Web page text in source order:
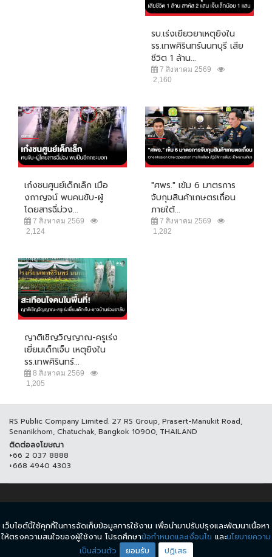
รบ.เร่งเยียวยาเหตุยิงใน
รร.เทพศิรินทร์นนทบุรี เสีย
ชีวิต 1 ล้าน...
7 สิงหาคม 2569
2,160
เก๋งชนศูนย์เด็กเล็ก เมือ
งกาญจน์ พบคนขับ-ผู้
โดยสารฉี่ม่วง...
7 สิงหาคม 2569
2,124
"ศพร." เข้ม 6 มาตรการ
จับกุมสินค้าเกษตรเถื่อน
ภายใต้...
7 สิงหาคม 2569
1,282
ญาติเชิญวิญญาณ-ครูเร่ง
เยี่ยมเด็กเจ็บ เหตุยิงใน
รร.เทพศิรินทร์...
8 สิงหาคม 2569
1,205
RS Public Company Limited. 27 RS Group, Prasert-Manukit Road,
Senanikhom, Chatuchak, Bangkok 10900, THAILAND
ติดต่อลงโฆษณา
+66 2 037 8888
+668 4940 4303
© COPYRIGHT 2017 THAICH8.COM, ALL RIGHT RESERVED.
ข้อกำหนดและเงื่อนไข นโยบายความเป็นส่วนตัว
เว็บไซต์นี้ใช้คุกกี้ในการจัดเก็บข้อมูลการใช้งาน เพื่อนำมาปรับปรุงและพัฒนาเนื้อหา
ให้ตรงความสนใจของผู้ใช้งาน โปรดศึกษาข้อกำหนดและเงื่อนไข และนโยบายความ
เป็นส่วนตัว
ยอมรับ ปฏิเสธ